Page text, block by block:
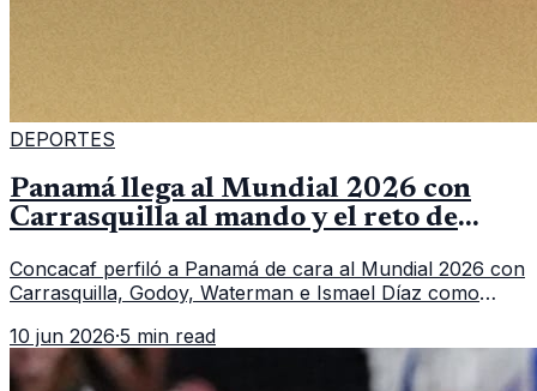
DEPORTES
Panamá llega al Mundial 2026 con
Carrasquilla al mando y el reto de
Concacaf perfiló a Panamá de cara al Mundial 2026 con
Carrasquilla, Godoy, Waterman e Ismael Díaz como
Inglaterra, Croacia y Ghana.
10 jun 2026·5 min read